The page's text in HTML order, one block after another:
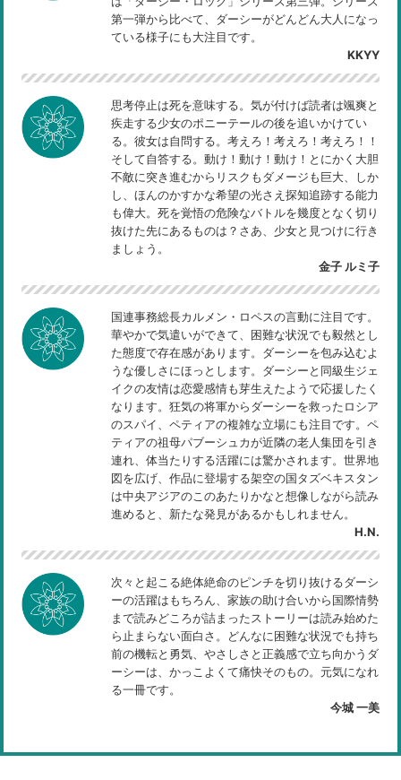
第一弾から比べて、ダーシーがどんどん大人になっ
ている様子にも大注目です。
KKYY
思考停止は死を意味する。気が付けば読者は颯爽と
疾走する少女のポニーテールの後を追いかけてい
る。彼女は自問する。考えろ！考えろ！考えろ！！
そして自答する。動け！動け！動け！とにかく大胆
不敵に突き進むからリスクもダメージも巨大、しか
し、ほんのかすかな希望の光さえ探知追跡する能力
も偉大。死を覚悟の危険なバトルを幾度となく切り
抜けた先にあるものは？さあ、少女と見つけに行き
ましょう。
金子 ルミ子
国連事務総長カルメン・ロペスの言動に注目です。
華やかで気遣いができて、困難な状況でも毅然とし
た態度で存在感があります。ダーシーを包み込むよ
うな優しさにほっとします。ダーシーと同級生ジェ
イクの友情は恋愛感情も芽生えたようで応援したく
なります。狂気の将軍からダーシーを救ったロシア
のスパイ、ペティアの複雑な立場にも注目です。ペ
ティアの祖母パブーシュカが近隣の老人集団を引き
連れ、体当たりする活躍には驚かされます。世界地
図を広げ、作品に登場する架空の国タズベキスタン
は中央アジアのこのあたりかなと想像しながら読み
進めると、新たな発見があるかもしれません。
H.N.
次々と起こる絶体絶命のピンチを切り抜けるダーシ
ーの活躍はもちろん、家族の助け合いから国際情勢
まで読みどころが詰まったストーリーは読み始めた
ら止まらない面白さ。どんなに困難な状況でも持ち
前の機転と勇気、やさしさと正義感で立ち向かうダ
ーシーは、かっこよくて痛快そのもの。元気になれ
る一冊です。
今城 一美